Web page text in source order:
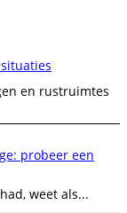
en rustruimtes
probeer een
weet als...